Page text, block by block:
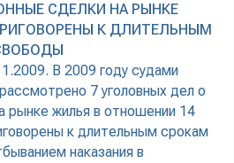
СДЕЛКИ НА РЫНКЕ
К ДЛИТЕЛЬНЫМ
В 2009 году судами
7 уголовных дел о
рынке жилья в отношении 14
к длительным срокам
наказания в